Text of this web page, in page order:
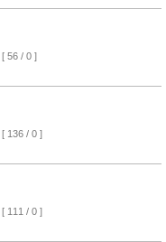
[ 56 / 0 ]
[ 136 / 0 ]
[ 111 / 0 ]